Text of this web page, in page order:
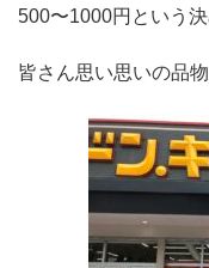
500〜1000円という
皆さん思い思いの品